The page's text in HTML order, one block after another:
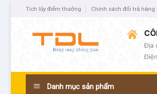
Tích lũy điểm thưởng Chính sách đổi trả hàng
Địa
Danh mục sản phẩm